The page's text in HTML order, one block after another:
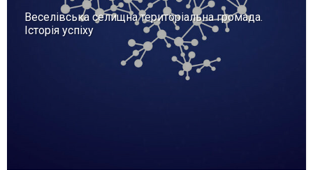
Веселівська селищна територіальна громада.
Історія успіху